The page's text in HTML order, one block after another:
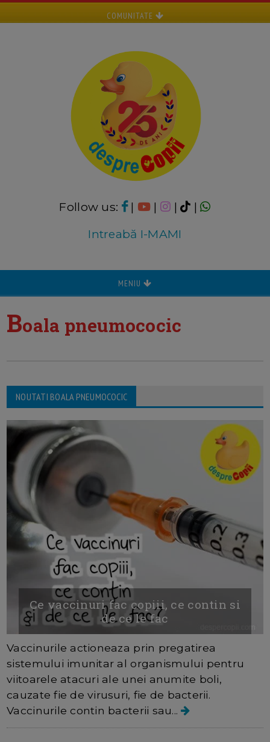
COMUNITATE
Follow us: | | |
|
Intreabă I-MAMI
MENIU
Boala pneumococic
NOUTATI BOALA PNEUMOCOCIC
Ce vaccinuri fac copiii, ce contin si
de ce le fac
Vaccinurile actioneaza prin pregatirea
sistemului imunitar al organismului pentru
viitoarele atacuri ale unei anumite boli,
cauzate fie de virusuri, fie de bacterii.
Vaccinurile contin bacterii sau...